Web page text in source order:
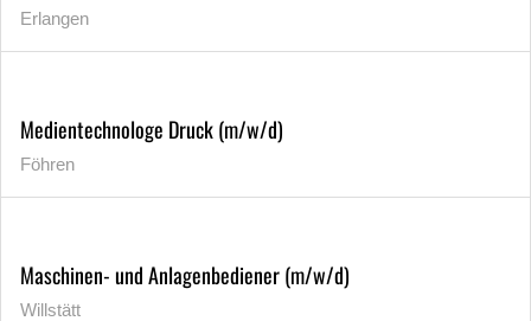
Erlangen
Medientechnologe Druck (m/w/d)
Föhren
Maschinen- und Anlagenbediener (m/w/d)
Willstätt